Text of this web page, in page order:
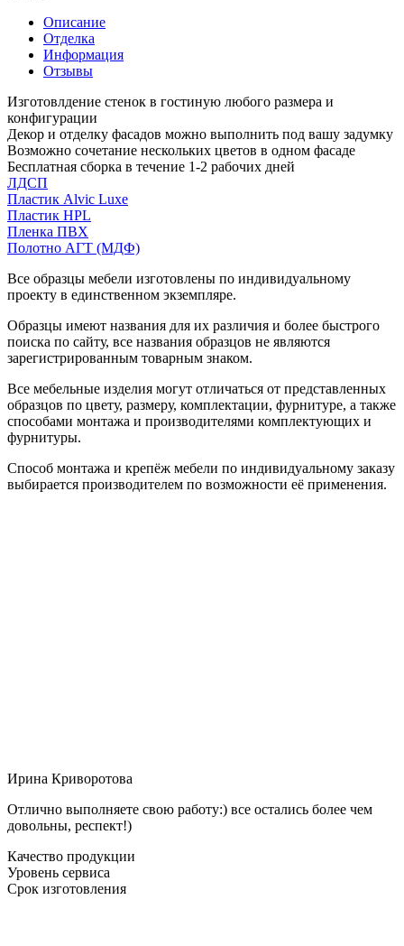
Описание
Отделка
Информация
Отзывы
Изготовлдение стенок в гостиную любого размера и
конфигурации
Декор и отделку фасадов можно выполнить под вашу задумку
Возможно сочетание нескольких цветов в одном фасаде
Бесплатная сборка в течение 1-2 рабочих дней
ЛДСП
Пластик Alvic Luxe
Пластик HPL
Пленка ПВХ
Полотно АГТ (МДФ)
Все образцы мебели изготовлены по индивидуальному
проекту в единственном экземпляре.
Образцы имеют названия для их различия и более быстрого
поиска по сайту, все названия образцов не являются
зарегистрированным товарным знаком.
Все мебельные изделия могут отличаться от представленных
образцов по цвету, размеру, комплектации, фурнитуре, а также
способами монтажа и производителями комплектующих и
фурнитуры.
Способ монтажа и крепёж мебели по индивидуальному заказу
выбирается производителем по возможности её применения.
Ирина Криворотова
Отлично выполняете свою работу:) все остались более чем
довольны, респект!)
Качество продукции
Уровень сервиса
Срок изготовления